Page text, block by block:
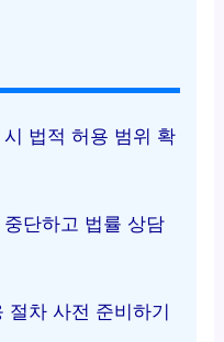
법적 허용 범위 확
단하고 법률 상담
절차 사전 준비하기